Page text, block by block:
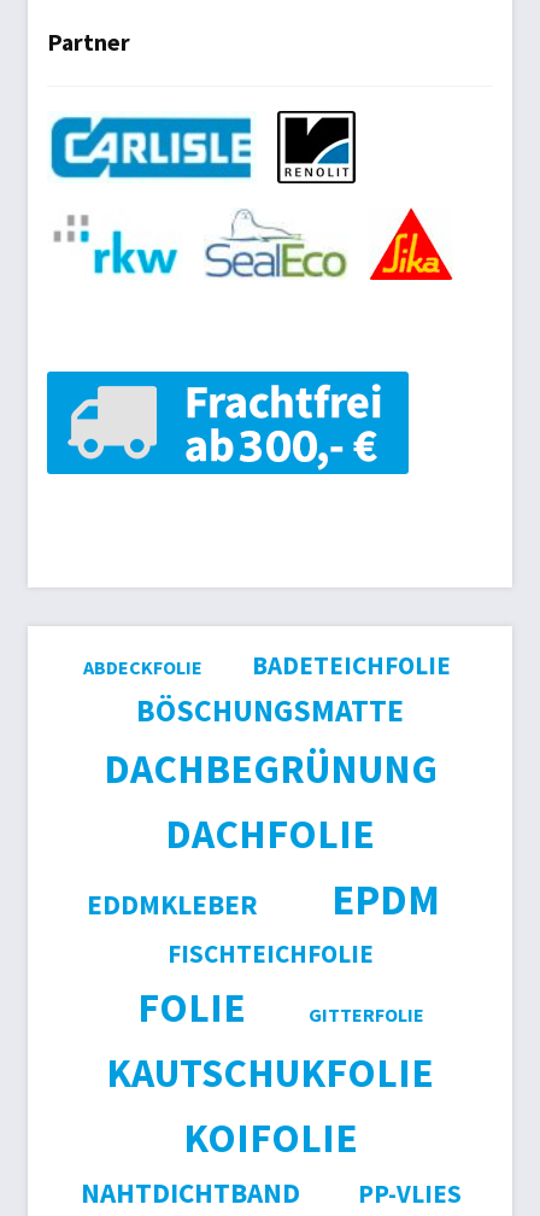
Partner
ABDECKFOLIE BADETEICHFOLIE
BÖSCHUNGSMATTE
DACHBEGRÜNUNG
DACHFOLIE
EDDMKLEBER EPDM
FISCHTEICHFOLIE
FOLIE GITTERFOLIE
KAUTSCHUKFOLIE
KOIFOLIE
NAHTDICHTBAND PP-VLIES